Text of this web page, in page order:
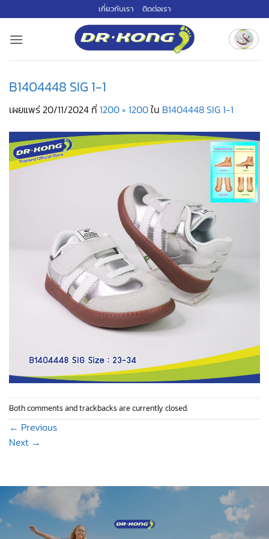
ไป
เกี่ยวกับเรา ติดต่อเรา
B1404448 SIG 1-1
เผยแพร่20/11/2024 ที่ 1200 × 1200ใน B1404448 SIG 1-1
Both comments and trackbacks are currently closed.
← Previous
Next →